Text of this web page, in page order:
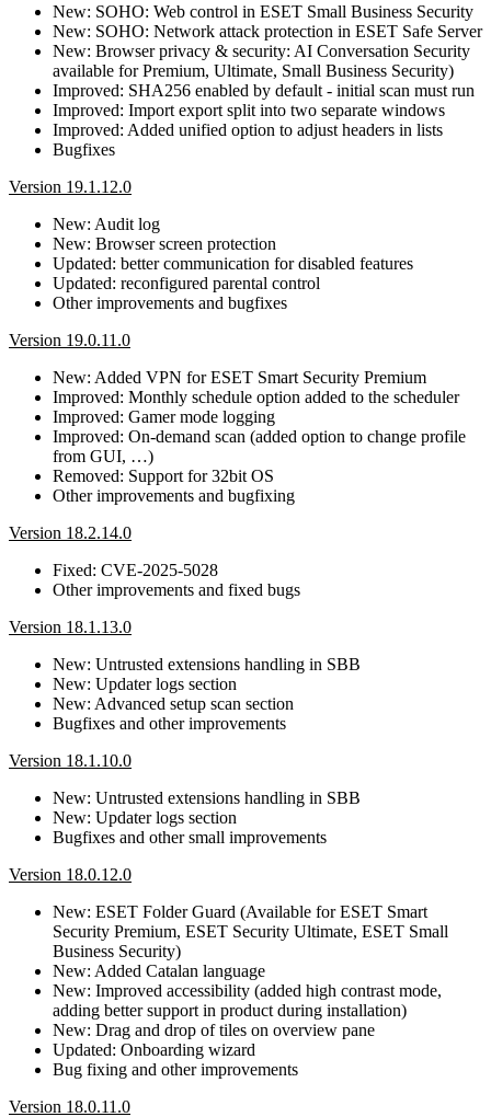
New: SOHO: Web control in ESET Small Business Security
New: SOHO: Network attack protection in ESET Safe Server
New: Browser privacy & security: AI Conversation Security
available for Premium, Ultimate, Small Business Security)
Improved: SHA256 enabled by default - initial scan must run
Improved: Import export split into two separate windows
Improved: Added unified option to adjust headers in lists
Bugfixes
Version 19.1.12.0
New: Audit log
New: Browser screen protection
Updated: better communication for disabled features
Updated: reconfigured parental control
Other improvements and bugfixes
Version 19.0.11.0
New: Added VPN for ESET Smart Security Premium
Improved: Monthly schedule option added to the scheduler
Improved: Gamer mode logging
Improved: On-demand scan (added option to change profile
from GUI, …)
Removed: Support for 32bit OS
Other improvements and bugfixing
Version 18.2.14.0
Fixed: CVE-2025-5028
Other improvements and fixed bugs
Version 18.1.13.0
New: Untrusted extensions handling in SBB
New: Updater logs section
New: Advanced setup scan section
Bugfixes and other improvements
Version 18.1.10.0
New: Untrusted extensions handling in SBB
New: Updater logs section
Bugfixes and other small improvements
Version 18.0.12.0
New: ESET Folder Guard (Available for ESET Smart
Security Premium, ESET Security Ultimate, ESET Small
Business Security)
New: Added Catalan language
New: Improved accessibility (added high contrast mode,
adding better support in product during installation)
New: Drag and drop of tiles on overview pane
Updated: Onboarding wizard
Bug fixing and other improvements
Version 18.0.11.0